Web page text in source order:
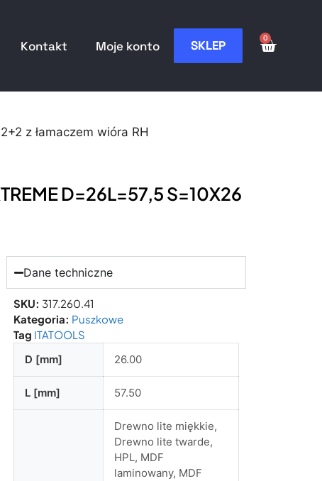
Kontakt Moje konto SKLEP 0
z łamaczem wióra RH
D=26L=57,5 S=10X26
Dane techniczne
SKU: 317.260.41
Kategoria: Puszkowe
Tag ITATOOLS
D [mm]
26.00
L [mm] 57.50
Drewno lite miękkie,
Drewno lite twarde,
HPL, MDF
laminowany, MDF